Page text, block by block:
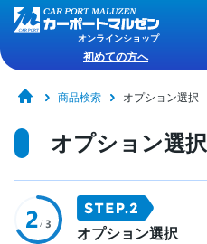
オンラインショップ
初めての方へ
商品検索 オプション選択
オプション選択
オプション選択